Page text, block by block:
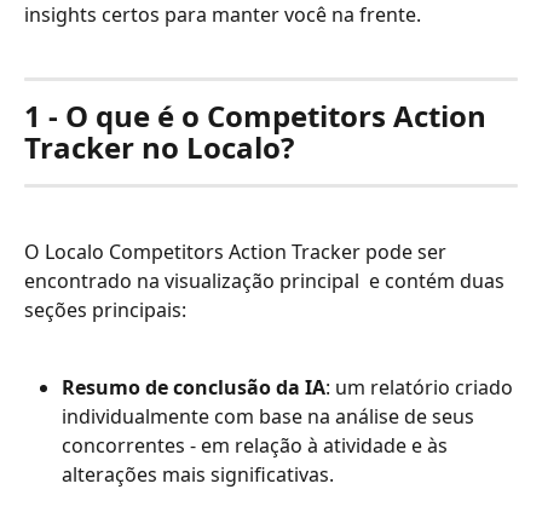
insights certos para manter você na frente.
1 - O que é o Competitors Action
Tracker no Localo?
O Localo Competitors Action Tracker pode ser
encontrado na visualização principal e contém duas
seções principais:
Resumo de conclusão da IA: um relatório criado
individualmente com base na análise de seus
concorrentes - em relação à atividade e às
alterações mais significativas.